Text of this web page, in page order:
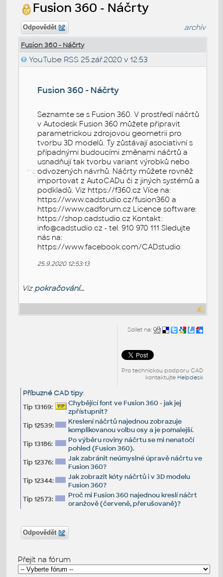
Fusion 360 - Náčrty
Odpovědět archiv
Fusion 360 - Náčrty
YouTube RSS 25.zář.2020 v 12:53
Fusion 360 - Náčrty
Seznamte se s Fusion 360. V prostředí náčrtů
v Autodesk Fusion 360 můžete připravit
parametrickou zdrojovou geometrii pro
tvorbu 3D modelů. Ty zůstávají asociativní s
případnými budoucími změnami náčrtů a
usnadňují tak tvorbu variant výrobků nebo
odvozených návrhů. Náčrty můžete rovněž
importovat z AutoCADu či z jiných systémů a
podkladů. Viz https://f360.cz Více na:
https://www.cadstudio.cz/fusion360 a
https://www.cadforum.cz Licence software:
https://shop.cadstudio.cz Kontakt:
info@cadstudio.cz - tel. 910 970 111 Sledujte
nás na:
https://www.facebook.com/CADstudio
25.9.2020 12:53:13
Viz pokračování...
Sdílet na:
Pro technickou podporu CAD
kontaktujte Helpdesk
Příbuzné CAD tipy:
Tip 13169:
Chybějící font ve Fusion 360 - jak jej
zpřístupnit?
Tip 12539:
Kreslení náčrtů najednou zobrazuje
komplikovanou volbu osy a je pomalejší.
Tip 13186:
Po výběru roviny náčrtu se mi nenatočí
pohled (Fusion 360).
Tip 12376:
Jak zabránit neúmyslné úpravě náčrtu ve
Fusion 360?
Tip 12344:
Jak zobrazit kóty náčrtů i v 3D modelu
Fusion 360?
Tip 12573:
Proč mi Fusion 360 najednou kreslí náčrt
oranžově (červeně, přerušovaně)?
Odpovědět
Přejít na fórum